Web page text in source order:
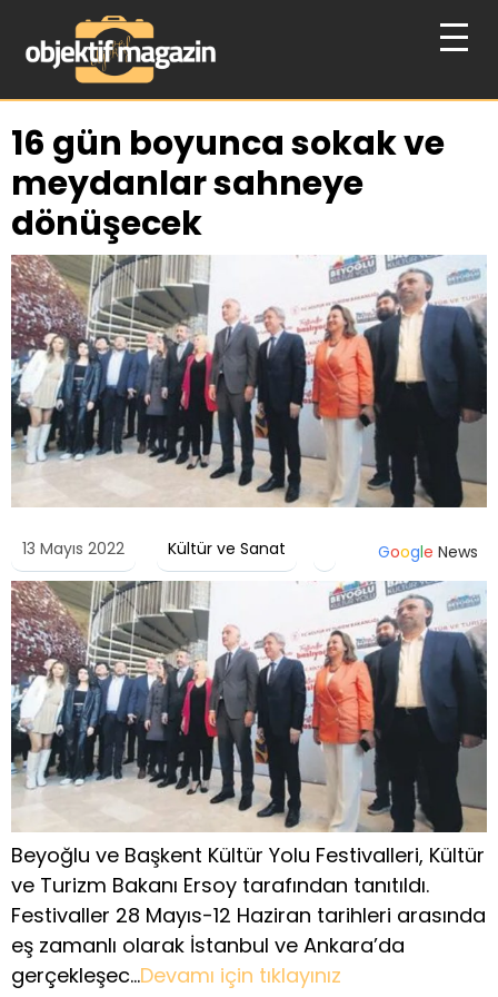
16 gün boyunca sokak ve
meydanlar sahneye
dönüşecek
13 Mayıs 2022 Kültür ve Sanat Google News
Beyoğlu ve Başkent Kültür Yolu Festivalleri, Kültür
ve Turizm Bakanı Ersoy tarafından tanıtıldı.
Festivaller 28 Mayıs-12 Haziran tarihleri arasında
eş zamanlı olarak İstanbul ve Ankara’da
gerçekleşec…Devamı için tıklayınız